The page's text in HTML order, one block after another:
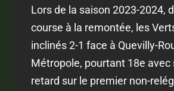
Lors de la saison 2023-2024,
course à la remontée, les
inclinés 2-1 face à Quevilly-
Métropole, pourtant 18e avec
retard sur le premier non-